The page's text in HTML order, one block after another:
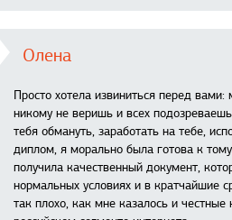
Олена
Просто хотела извиниться перед вами:
никому не веришь и всех
тебя обмануть, заработать на тебе,
диплом, я морально была готова к
получила качественный документ,
нормальных условиях и в кратчайшие
так плохо, как мне казалось и